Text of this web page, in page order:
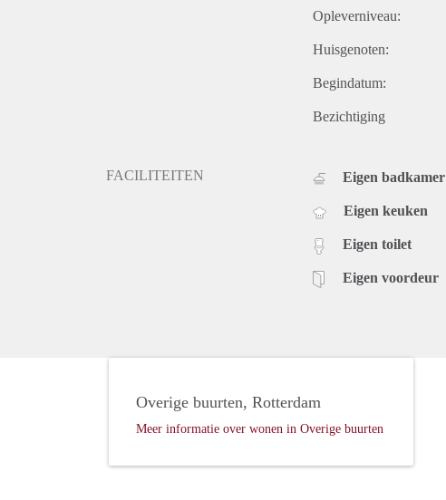
Opleverniveau:
Huisgenoten:
Begindatum:
Bezichtiging
FACILITEITEN Eigen badkamer
Eigen keuken
Eigen toilet
Eigen voordeur
Overige buurten, Rotterdam
Meer informatie over wonen in Overige buurten